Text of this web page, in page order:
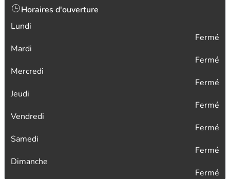
Horaires d'ouverture
Lundi
Fermé
Mardi
Fermé
Mercredi
Fermé
Jeudi
Fermé
Vendredi
Fermé
Samedi
Fermé
Dimanche
Fermé